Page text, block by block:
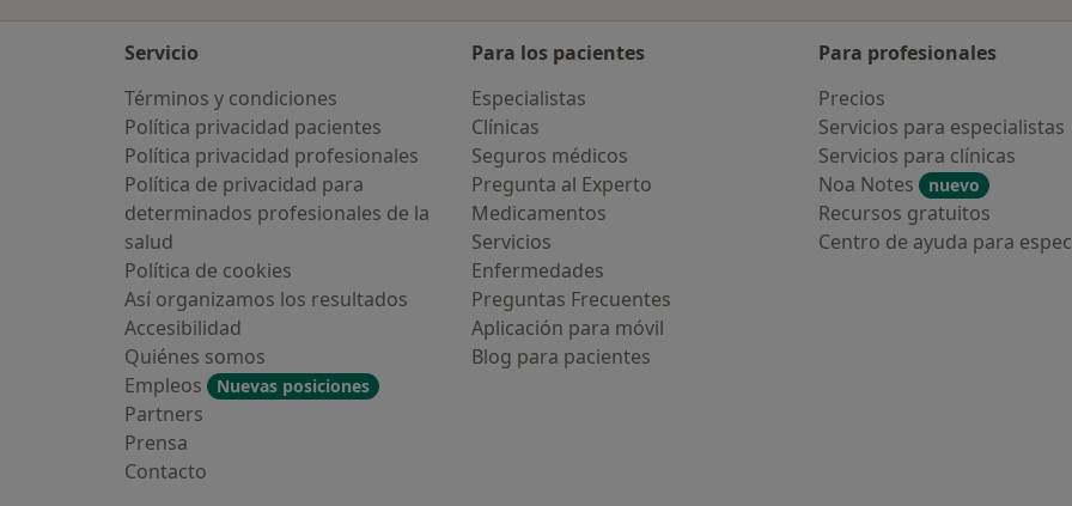
Servicio
Términos y condiciones
Política privacidad pacientes
Política privacidad profesionales
Política de privacidad para
determinados profesionales de la
salud
Política de cookies
Así organizamos los resultados
Accesibilidad
Quiénes somos
Empleos
Nuevas posiciones
Partners
Prensa
Contacto
Para los pacientes
Especialistas
Clínicas
Seguros médicos
Pregunta al Experto
Medicamentos
Servicios
Enfermedades
Preguntas Frecuentes
Aplicación para móvil
Blog para pacientes
Para profesionales
Precios
Servicios para especialistas
Servicios para clínicas
Noa Notes
nuevo
Recursos gratuitos
Centro de ayuda para